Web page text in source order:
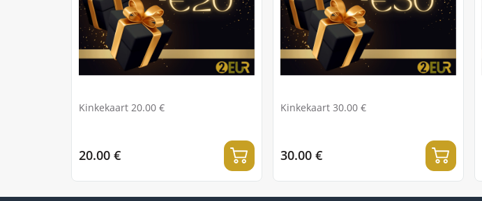
Kinkekaart 20.00 €
20.00 €
Kinkekaart 30.00 €
30.00 €